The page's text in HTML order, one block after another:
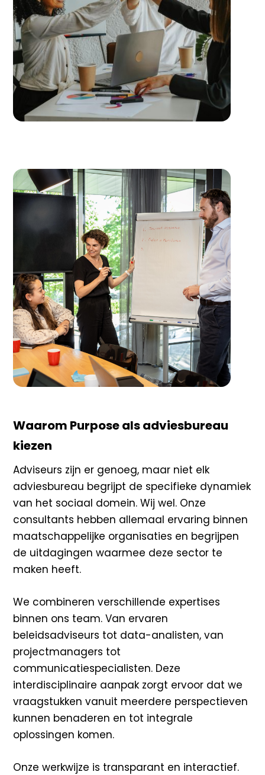
Waarom Purpose als adviesbureau
kiezen
Adviseurs zijn er genoeg, maar niet elk
adviesbureau begrijpt de specifieke dynamiek
van het sociaal domein. Wij wel. Onze
consultants hebben allemaal ervaring binnen
maatschappelijke organisaties en begrijpen
de uitdagingen waarmee deze sector te
maken heeft.
We combineren verschillende expertises
binnen ons team. Van ervaren
beleidsadviseurs tot data-analisten, van
projectmanagers tot
communicatiespecialisten. Deze
interdisciplinaire aanpak zorgt ervoor dat we
vraagstukken vanuit meerdere perspectieven
kunnen benaderen en tot integrale
oplossingen komen.
Onze werkwijze is transparant en interactief.